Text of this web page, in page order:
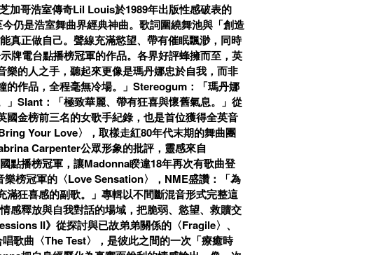
加哥浩室傳奇Lil Louis於1989年出版性感破表的
仍是浩室舞曲界經典神曲。歌詞圍繞舞池與「創造
真正做自己。聲線充滿慾望、帶有催眠飄渺，同時
牌電台點播榜冠軍的作品。各界好評蜂擁而至，英
的人之手，聽起來更像是瑪丹娜忠於自我，而非
的作品，全程毫無冷場。」Stereogum：「瑪丹娜
Slant：「極致華麗、帶有狂喜與懷舊氣息。」從
金榜前三名的女歌手紀錄，也是首位獲得全英音
Your Love〉，取樣走紅80年代末期的舞曲團
Carpenter公眾形象的批評，靈感來自
點播榜冠軍，讓Madonna睽違18年再次有歌曲登
榜冠軍的〈Love Sensation〉，NME盛讚：「為
狂喜感的副歌。」專輯以不間斷混音形式完整這
感釋放與自我對話的場域，把脆弱、慾望、救贖交
II》從探討與已故弟弟關係的〈Fragile〉、
歌曲〈The Test〉，是彼此之間的一次「療癒時